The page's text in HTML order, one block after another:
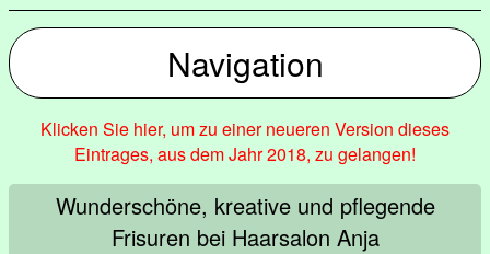
Navigation
Klicken Sie hier, um zu einer neueren Version dieses
Eintrages, aus dem Jahr 2018, zu gelangen!
Wunderschöne, kreative und pflegende
Frisuren bei Haarsalon Anja